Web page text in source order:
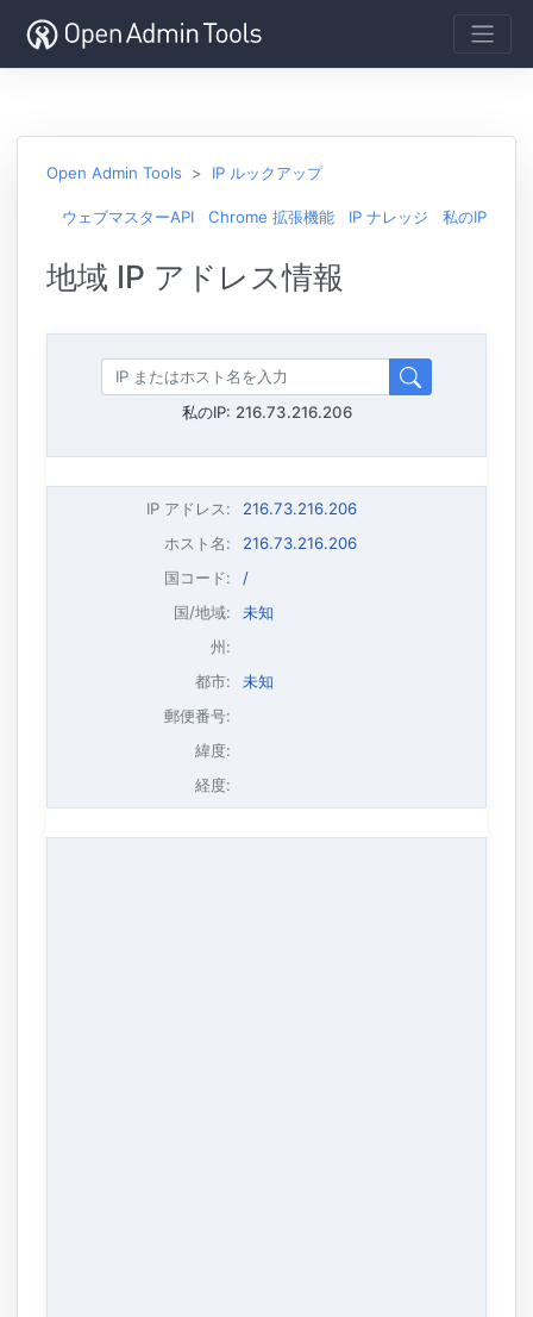
Open Admin Tools IP ルックアップ
ウェブマスターAPI Chrome 拡張機能 IP ナレッジ 私のIP
地域 IP アドレス情報
私のIP: 216.73.216.206
IP アドレス:
216.73.216.206
ホスト名:
216.73.216.206
国コード:
/
国/地域:
未知
州:
都市:
未知
郵便番号:
緯度:
経度: